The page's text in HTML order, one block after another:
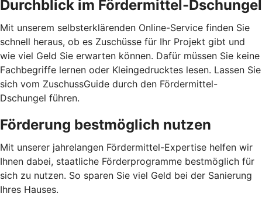
Durchblick im Fördermittel-Dschungel
Mit unserem selbsterklärenden Online-Service finden Sie
schnell heraus, ob es Zuschüsse für Ihr Projekt gibt und
wie viel Geld Sie erwarten können. Dafür müssen Sie keine
Fachbegriffe lernen oder Kleingedrucktes lesen. Lassen Sie
sich vom ZuschussGuide durch den Fördermittel-
Dschungel führen.
Förderung bestmöglich nutzen
Mit unserer jahrelangen Fördermittel-Expertise helfen wir
Ihnen dabei, staatliche Förderprogramme bestmöglich für
sich zu nutzen. So sparen Sie viel Geld bei der Sanierung
Ihres Hauses.